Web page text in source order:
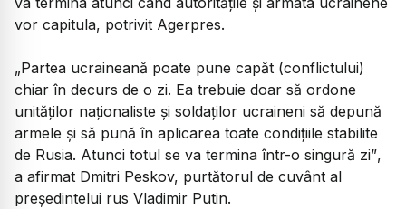
vor capitula, potrivit Agerpres.
„Partea ucraineană poate pune capăt (conflictului)
chiar în decurs de o zi. Ea trebuie doar să ordone
unităţilor naţionaliste şi soldaţilor ucraineni să depună
armele şi să pună în aplicarea toate condiţiile stabilite
de Rusia. Atunci totul se va termina într-o singură zi”,
a afirmat Dmitri Peskov, purtătorul de cuvânt al
preşedintelui rus Vladimir Putin.